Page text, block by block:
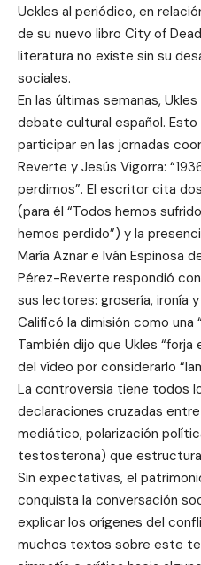
Uckles al periódico, en
de su nuevo libro City of
literatura no existe sin su
sociales.
En las últimas semanas,
debate cultural español.
participar en las jornadas
Reverte y Jesús Vigorra:
perdimos”. El escritor cita
(para él “Todos hemos
hemos perdido”) y la
María Aznar e Iván Espinosa
Pérez-Reverte respondió
sus lectores: grosería, ironía
Calificó la dimisión como una
También dijo que Ukles
del vídeo por considerarlo
La controversia tiene todos
declaraciones cruzadas
mediático, polarización
testosterona) que
Sin expectativas, el
conquista la conversación
explicar los orígenes del
muchos textos sobre este